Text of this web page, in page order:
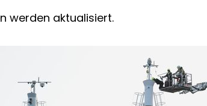
werden aktualisiert.